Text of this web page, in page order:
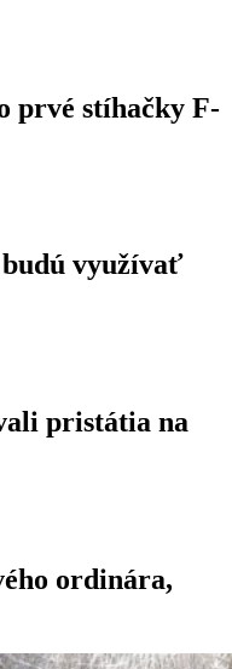
prvé stíhačky F-
budú využívať
pristátia na
ordinára,